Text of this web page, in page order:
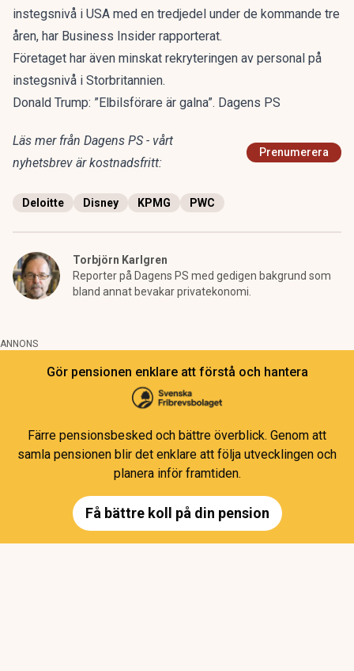
instegsnivå i USA med en tredjedel under de kommande tre
åren, har Business Insider rapporterat.
Företaget har även minskat rekryteringen av personal på
instegsnivå i Storbritannien.
Donald Trump: ”Elbilsförare är galna”. Dagens PS
Läs mer från Dagens PS - vårt
nyhetsbrev är kostnadsfritt:
Prenumerera
Deloitte Disney KPMG PWC
Torbjörn Karlgren
Reporter på Dagens PS med gedigen bakgrund som
bland annat bevakar privatekonomi.
ANNONS
Gör pensionen enklare att förstå och hantera
Färre pensionsbesked och bättre överblick. Genom att
samla pensionen blir det enklare att följa utvecklingen och
planera inför framtiden.
Få bättre koll på din pension